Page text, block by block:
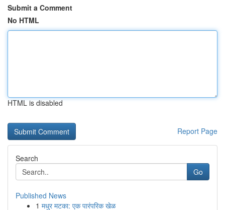
Submit a Comment
No HTML
HTML is disabled
Report Page
Search
Go
Published News
1 मधुर मटका: एक पारंपरिक खेळ